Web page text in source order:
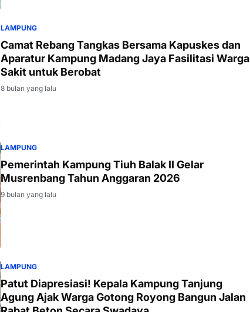
LAMPUNG
Camat Rebang Tangkas Bersama Kapuskes dan
Aparatur Kampung Madang Jaya Fasilitasi Warga
Sakit untuk Berobat
8 bulan yang lalu
LAMPUNG
Pemerintah Kampung Tiuh Balak II Gelar
Musrenbang Tahun Anggaran 2026
9 bulan yang lalu
LAMPUNG
Patut Diapresiasi! Kepala Kampung Tanjung
Agung Ajak Warga Gotong Royong Bangun Jalan